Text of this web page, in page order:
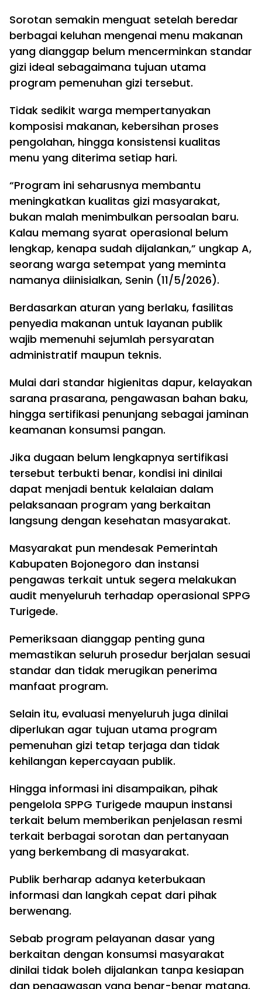
Sorotan semakin menguat setelah beredar
berbagai keluhan mengenai menu makanan
yang dianggap belum mencerminkan standar
gizi ideal sebagaimana tujuan utama
program pemenuhan gizi tersebut.
Tidak sedikit warga mempertanyakan
komposisi makanan, kebersihan proses
pengolahan, hingga konsistensi kualitas
menu yang diterima setiap hari.
“Program ini seharusnya membantu
meningkatkan kualitas gizi masyarakat,
bukan malah menimbulkan persoalan baru.
Kalau memang syarat operasional belum
lengkap, kenapa sudah dijalankan,” ungkap A,
seorang warga setempat yang meminta
namanya diinisialkan, Senin (11/5/2026).
Berdasarkan aturan yang berlaku, fasilitas
penyedia makanan untuk layanan publik
wajib memenuhi sejumlah persyaratan
administratif maupun teknis.
Mulai dari standar higienitas dapur, kelayakan
sarana prasarana, pengawasan bahan baku,
hingga sertifikasi penunjang sebagai jaminan
keamanan konsumsi pangan.
Jika dugaan belum lengkapnya sertifikasi
tersebut terbukti benar, kondisi ini dinilai
dapat menjadi bentuk kelalaian dalam
pelaksanaan program yang berkaitan
langsung dengan kesehatan masyarakat.
Masyarakat pun mendesak Pemerintah
Kabupaten Bojonegoro dan instansi
pengawas terkait untuk segera melakukan
audit menyeluruh terhadap operasional SPPG
Turigede.
Pemeriksaan dianggap penting guna
memastikan seluruh prosedur berjalan sesuai
standar dan tidak merugikan penerima
manfaat program.
Selain itu, evaluasi menyeluruh juga dinilai
diperlukan agar tujuan utama program
pemenuhan gizi tetap terjaga dan tidak
kehilangan kepercayaan publik.
Hingga informasi ini disampaikan, pihak
pengelola SPPG Turigede maupun instansi
terkait belum memberikan penjelasan resmi
terkait berbagai sorotan dan pertanyaan
yang berkembang di masyarakat.
Publik berharap adanya keterbukaan
informasi dan langkah cepat dari pihak
berwenang.
Sebab program pelayanan dasar yang
berkaitan dengan konsumsi masyarakat
dinilai tidak boleh dijalankan tanpa kesiapan
dan pengawasan yang benar-benar matang.